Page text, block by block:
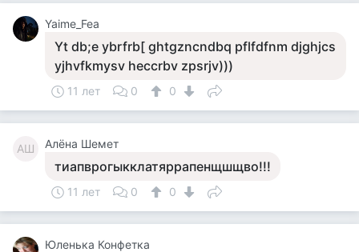
Yaime_Fea
Yt db;e ybrfrb[ ghtgzncndbq pflfdfnm djghjcs
yjhvfkmysv heccrbv zpsrjv)))
11 лет 0 0
АШ Алёна Шемет
тиапврогыкклатяррапенщшщво!!!
11 лет 0 0
Юленька Конфетка